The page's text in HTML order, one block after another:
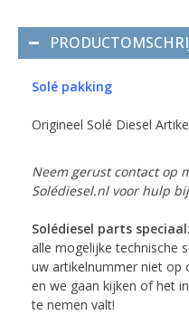
Solé pakking
Origineel Solé Diesel
Neem gerust contact op
Solédiesel.nl voor hulp
Solédiesel parts
alle mogelijke technische
uw artikelnummer niet op
en we gaan kijken of het
te nemen valt!